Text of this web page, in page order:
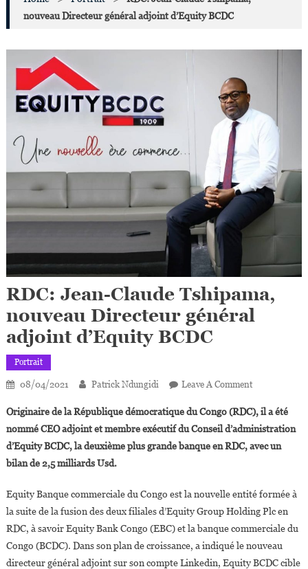
nouveau Directeur général adjoint d’Equity BCDC
RDC: Jean-Claude Tshipama,
nouveau Directeur général
adjoint d’Equity BCDC
Portrait
08/04/2021 Patrick Ndungidi Leave A CommentOn
Jean-
Claude
Tshipama,
Général
Adjoint
D’Equity
Originaire de la République démocratique du Congo (RDC), il a été
nommé CEO adjoint et membre exécutif du Conseil d’administration
d’Equity BCDC, la deuxième plus grande banque en RDC, avec un
bilan de 2,5 milliards Usd.
Equity Banque commerciale du Congo est la nouvelle entité formée à
la suite de la fusion des deux filiales d’Equity Group Holding Plc en
RDC, à savoir Equity Bank Congo (EBC) et la banque commerciale du
Congo (BCDC). Dans son plan de croissance, a indiqué le nouveau
directeur général adjoint sur son compte Linkedin, Equity BCDC cible